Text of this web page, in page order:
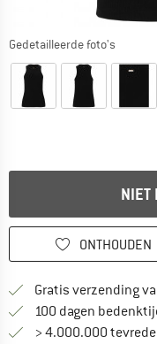
Gedetailleerde foto's
NIET
ONTHOUDEN
Gratis verzending
100 dagen
> 4.000.000